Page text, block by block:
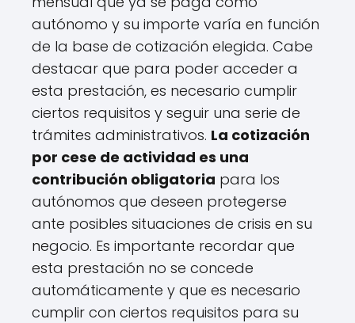
autónomo y su importe varía en función
de la base de cotización elegida. Cabe
destacar que para poder acceder a
esta prestación, es necesario cumplir
ciertos requisitos y seguir una serie de
trámites administrativos. La cotización
por cese de actividad es una
contribución obligatoria para los
autónomos que deseen protegerse
ante posibles situaciones de crisis en su
negocio. Es importante recordar que
esta prestación no se concede
automáticamente y que es necesario
cumplir con ciertos requisitos para su